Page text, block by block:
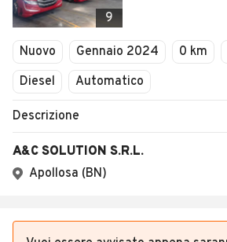
annunci con queste caratteristiche?
SALVA RICERCA
Altri annunci rilevanti nei dintorni